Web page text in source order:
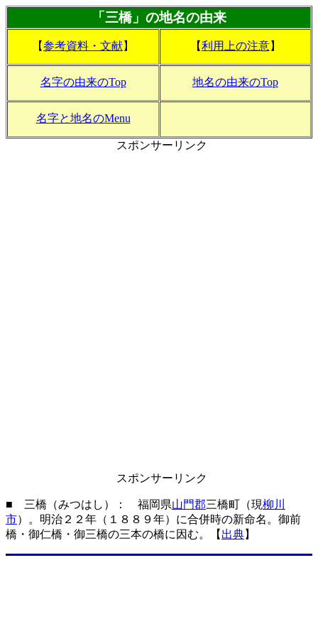
「三橋」の地名の由来
【参考資料・文献】 【利用上の注意】
名字の由来のTop 地名の由来のTop
名字と地名のMenu
スポンサーリンク
スポンサーリンク
■ 三橋（みつはし）： 福岡県山門郡三橋町（現柳川
市）。明治２２年（１８８９年）に合併時の新命名。御前
橋・御仁橋・御三橋の三本の橋に因む。【 出典】